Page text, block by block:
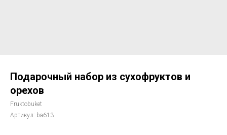
Подарочный набор из сухофруктов и
орехов
Fruktobuket
Артикул: ba613